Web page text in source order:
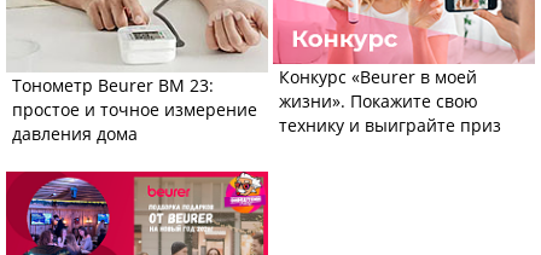
Тонометр Beurer BM 23:
простое и точное измерение
давления дома
Конкурс «Beurer в моей
жизни». Покажите свою
технику и выиграйте приз